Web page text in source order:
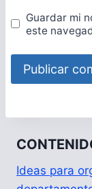
Guardar mi
este
Ideas para